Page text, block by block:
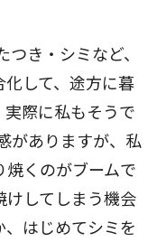
き・シミなど、
して、途方に暮
際に私もそうで
がありますが、私
くのがブームで
けしてしまう機会
はじめてシミを